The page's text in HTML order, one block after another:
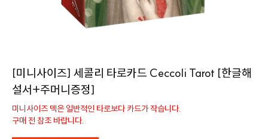
[미니사이즈] 세콜리 타로카드 Ceccoli Tarot [한글해
설서+주머니증정]
미니사이즈 덱은 일반적인 타로보다 카드가 작습니다.
구매 전 참조 바랍니다.